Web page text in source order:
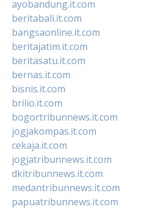
ayobandung.it.com
beritabali.it.com
bangsaonline.it.com
beritajatim.it.com
beritasatu.it.com
bernas.it.com
bisnis.it.com
brilio.it.com
bogortribunnews.it.com
jogjakompas.it.com
cekaja.it.com
jogjatribunnews.it.com
dkitribunnews.it.com
medantribunnews.it.com
papuatribunnews.it.com